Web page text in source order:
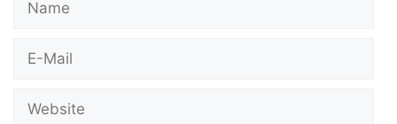
Mail